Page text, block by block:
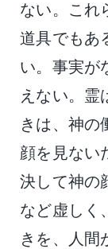
ない。これ
道具でもあ
い。事実が
えない。霊
きは、神の
顔を見ない
決して神の
など虚しく
きを、人間